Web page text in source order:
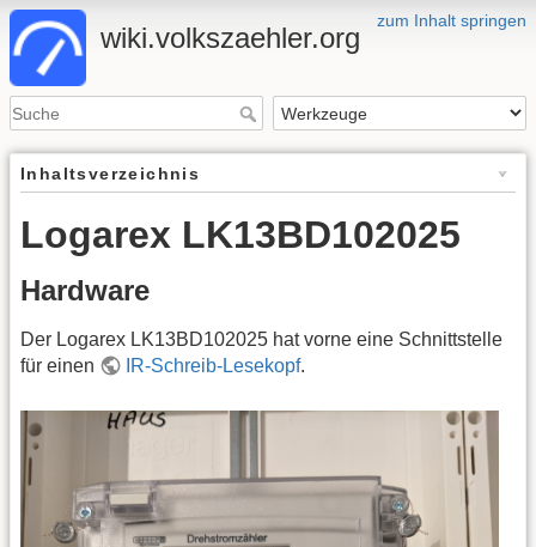
zum Inhalt springen
wiki.volkszaehler.org
Inhaltsverzeichnis
Logarex LK13BD102025
Hardware
Der Logarex LK13BD102025 hat vorne eine Schnittstelle
für einen
IR-Schreib-Lesekopf.